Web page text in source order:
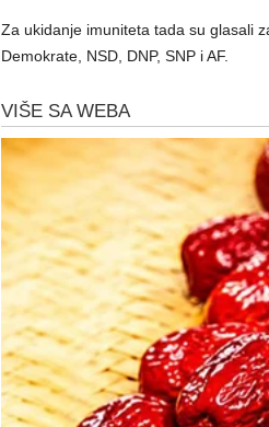
Za ukidanje imuniteta tada su glasali
Demokrate, NSD, DNP, SNP i AF.